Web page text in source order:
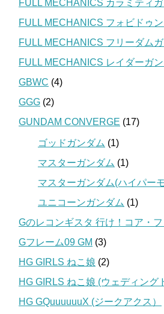
FULL MECHANICS カラミティ
FULL MECHANICS フォビドゥ
FULL MECHANICS フリーダム
FULL MECHANICS レイダーガ
GBWC (4)
GGG (2)
GUNDAM CONVERGE (17)
ゴッドガンダム (1)
マスターガンダム (1)
マスターガンダム(ハイパー
ユニコーンガンダム (1)
Gのレコンギスタ 行け！コア・
Gフレーム09 GM (3)
HG GIRLS ねこ娘 (2)
HG GIRLS ねこ娘 (ウェディング
HG GQuuuuuuX (ジークアクス）